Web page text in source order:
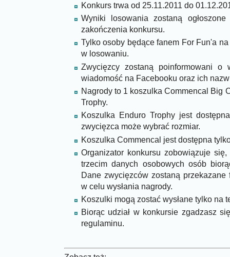
Konkurs trwa od 25.11.2011 do
Wyniki losowania zostaną
zakończenia konkursu.
Tylko osoby będące fanem For Fun'a
w losowaniu.
Zwycięzcy zostaną poinformowani o
wiadomość na Facebooku oraz ich
Nagrody to 1 koszulka Commencal Big
Trophy.
Koszulka Enduro Trophy jest
zwycięzca może wybrać rozmiar.
Koszulka Commencal jest dostępna
Organizator konkursu zobowiązuje
trzecim danych osobowych osób
Dane zwycięzców zostaną
w celu wysłania nagrody.
Koszulki mogą zostać wysłane tylko na
Biorąc udział w konkursie zgadzasz
regulaminu.